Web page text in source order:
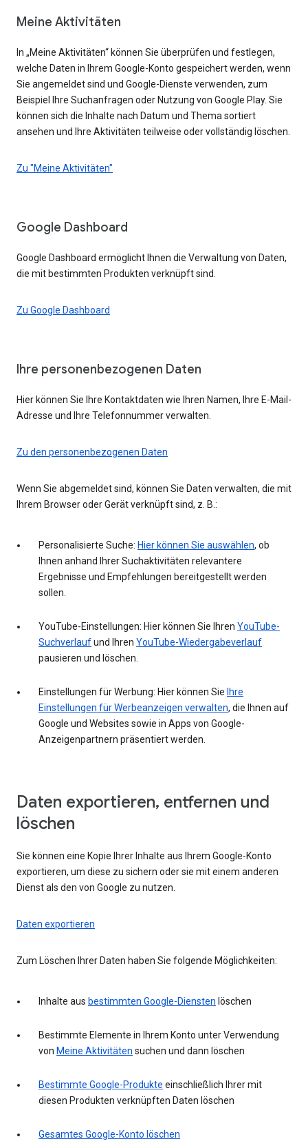
Meine Aktivitäten
In „Meine Aktivitäten“ können Sie überprüfen und festlegen,
welche Daten in Ihrem Google-Konto gespeichert werden, wenn
Sie angemeldet sind und Google-Dienste verwenden, zum
Beispiel Ihre Suchanfragen oder Nutzung von Google Play. Sie
können sich die Inhalte nach Datum und Thema sortiert
ansehen und Ihre Aktivitäten teilweise oder vollständig löschen.
Zu "Meine Aktivitäten"
Google Dashboard
Google Dashboard ermöglicht Ihnen die Verwaltung von Daten,
die mit bestimmten Produkten verknüpft sind.
Zu Google Dashboard
Ihre personenbezogenen Daten
Hier können Sie Ihre Kontaktdaten wie Ihren Namen, Ihre E-Mail-
Adresse und Ihre Telefonnummer verwalten.
Zu den personenbezogenen Daten
Wenn Sie abgemeldet sind, können Sie Daten verwalten, die mit
Ihrem Browser oder Gerät verknüpft sind, z. B.:
Personalisierte Suche: Hier können Sie auswählen, ob
Ihnen anhand Ihrer Suchaktivitäten relevantere
Ergebnisse und Empfehlungen bereitgestellt werden
sollen.
YouTube-Einstellungen: Hier können Sie Ihren YouTube-
Suchverlaufund Ihren YouTube-Wiedergabeverlauf
pausieren und löschen.
Einstellungen für Werbung: Hier können Sie Ihre
Einstellungen für Werbeanzeigen verwalten, die Ihnen auf
Google und Websites sowie in Apps von Google-
Anzeigenpartnern präsentiert werden.
Daten exportieren, entfernen und
löschen
Sie können eine Kopie Ihrer Inhalte aus Ihrem Google-Konto
exportieren, um diese zu sichern oder sie mit einem anderen
Dienst als den von Google zu nutzen.
Daten exportieren
Zum Löschen Ihrer Daten haben Sie folgende Möglichkeiten:
Inhalte aus bestimmten Google-Diensten löschen
Bestimmte Elemente in Ihrem Konto unter Verwendung
von Meine Aktivitäten suchen und dann löschen
Bestimmte Google-Produkte einschließlich Ihrer mit
diesen Produkten verknüpften Daten löschen
Gesamtes Google-Konto löschen